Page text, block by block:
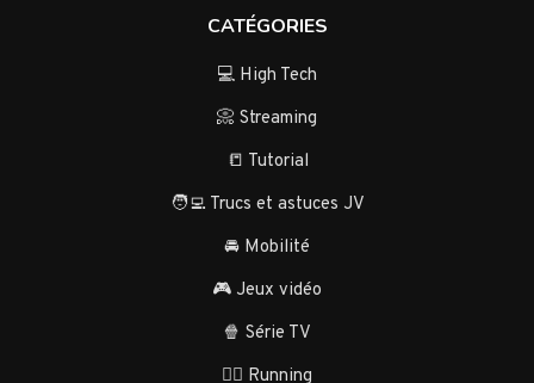
CATÉGORIES
💻 High Tech
📀 Streaming
📒 Tutorial
🧑‍💻 Trucs et astuces JV
🚘 Mobilité
🎮 Jeux vidéo
🍿 Série TV
🏃‍♂️ Running